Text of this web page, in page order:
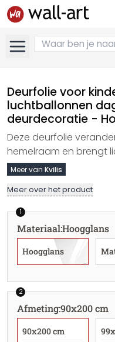
Deurfolie voor
luchtballonnen
deurdecoratie -
Deze deurfolie
hemelraam en brengt
Meer van Kvilis
Meer over het product
1
Materiaal:Hoogglans
Hoogglans
2
Afmeting:90x200 cm
90x200 cm